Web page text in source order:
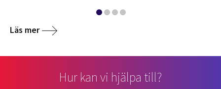
Läs mer
Hur kan vi hjälpa till?